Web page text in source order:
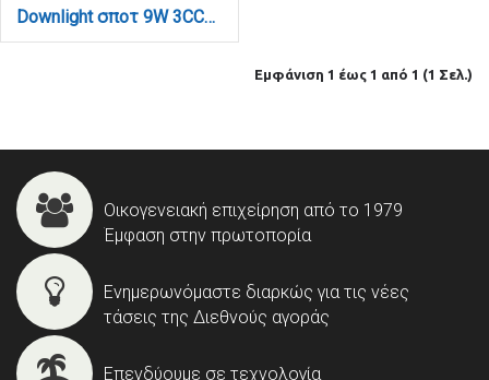
Downlight σποτ 9W 3CCT σε λευκή απόχρωση D: 5.1x5.2cm (X00370W)
Εμφάνιση 1 έως 1 από 1 (1 Σελ.)
Οικογενειακή επιχείρηση από το 1979
Έμφαση στην πρωτοπορία
Ενημερωνόμαστε διαρκώς για τις νέες
τάσεις της Διεθνούς αγοράς
Επενδύουμε σε τεχνολογία